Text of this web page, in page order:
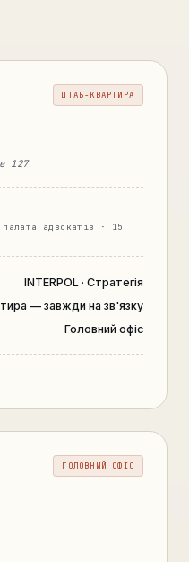
ШТАБ-КВАРТИРА
127
адвокатів · 15
INTERPOL · Стратегія
— завжди на зв'язку
Головний офіс
ГОЛОВНИЙ ОФІС